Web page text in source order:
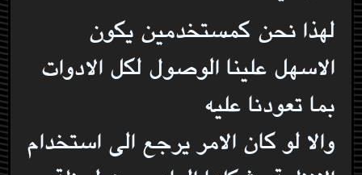
لهذا نحن كمستخدمين يكون
الاسهل علينا الوصول لكل الادوات
بما تعودنا عليه
والا لو كان الامر يرجع الى استخدام